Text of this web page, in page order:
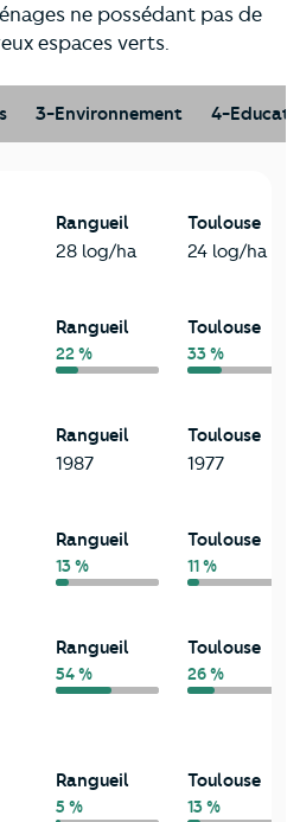
ne possédant pas de
espaces verts.
3-Environnement 4-
Rangueil
28 log/ha
Toulouse
24 log/ha
Rangueil
22 %
Toulouse
33 %
Rangueil
1987
Toulouse
1977
Rangueil
13 %
Toulouse
11 %
Rangueil
54 %
Toulouse
26 %
Rangueil
5 %
Toulouse
13 %